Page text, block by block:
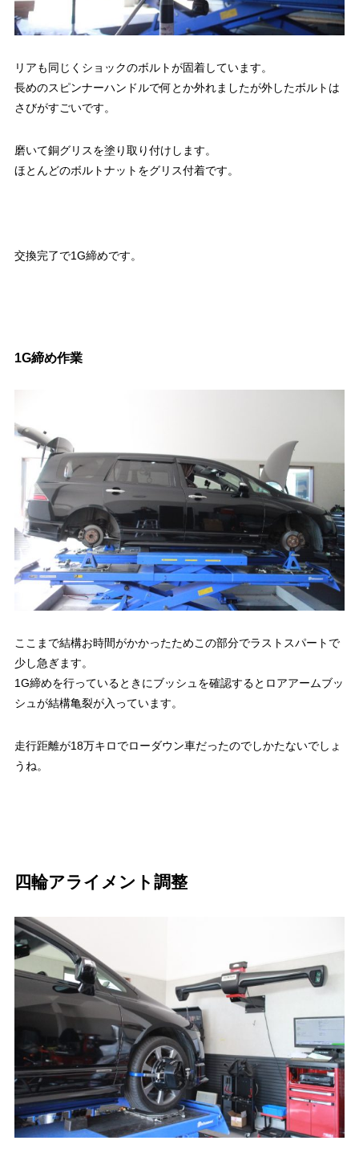
リアも同じくショックのボルトが固着しています。
長めのスピンナーハンドルで何とか外れましたが外したボルトは
さびがすごいです。
磨いて銅グリスを塗り取り付けします。
ほとんどのボルトナットをグリス付着です。
交換完了で1G締めです。
1G締め作業
ここまで結構お時間がかかったためこの部分でラストスパートで
少し急ぎます。
1G締めを行っているときにブッシュを確認するとロアアームブッ
シュが結構亀裂が入っています。
走行距離が18万キロでローダウン車だったのでしかたないでしょ
うね。
四輪アライメント調整